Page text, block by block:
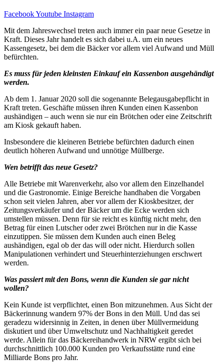
FacebookYoutube Instagram
Mit dem Jahreswechsel treten auch immer ein paar neue Gesetze in
Kraft. Dieses Jahr handelt es sich dabei u.A. um ein neues
Kassengesetz, bei dem die Bäcker vor allem viel Aufwand und Müll
befürchten.
Es muss für jeden kleinsten Einkauf ein Kassenbon ausgehändigt
werden.
Ab dem 1. Januar 2020 soll die sogenannte Belegausgabepflicht in
Kraft treten. Geschäfte müssen ihren Kunden einen Kassenbon
aushändigen – auch wenn sie nur ein Brötchen oder eine Zeitschrift
am Kiosk gekauft haben.
Insbesondere die kleineren Betriebe befürchten dadurch einen
deutlich höheren Aufwand und unnötige Müllberge.
Wen betrifft das neue Gesetz?
Alle Betriebe mit Warenverkehr, also vor allem den Einzelhandel
und die Gastronomie. Einige Bereiche handhaben die Vorgaben
schon seit vielen Jahren, aber vor allem der Kioskbesitzer, der
Zeitungsverkäufer und der Bäcker um die Ecke werden sich
umstellen müssen. Denn für sie reicht es künftig nicht mehr, den
Betrag für einen Lutscher oder zwei Brötchen nur in die Kasse
einzutippen. Sie müssen dem Kunden auch einen Beleg
aushändigen, egal ob der das will oder nicht. Hierdurch sollen
Manipulationen verhindert und Steuerhinterziehungen erschwert
werden.
Was passiert mit den Bons, wenn die Kunden sie gar nicht
wollen?
Kein Kunde ist verpflichtet, einen Bon mitzunehmen. Aus Sicht der
Bäckerinnung wandern 97% der Bons in den Müll. Und das sei
geradezu widersinnig in Zeiten, in denen über Müllvermeidung
diskutiert und über Umweltschutz und Nachhaltigkeit geredet
werde. Allein für das Bäckereihandwerk in NRW ergibt sich bei
durchschnittlich 100.000 Kunden pro Verkaufsstätte rund eine
Milliarde Bons pro Jahr.